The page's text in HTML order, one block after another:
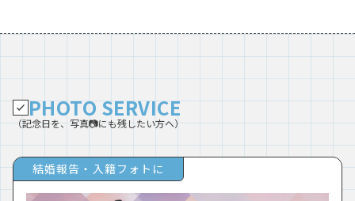
PHOTO SERVICE
（記念日を、写真📷にも残したい方へ）
結婚報告・入籍フォトに